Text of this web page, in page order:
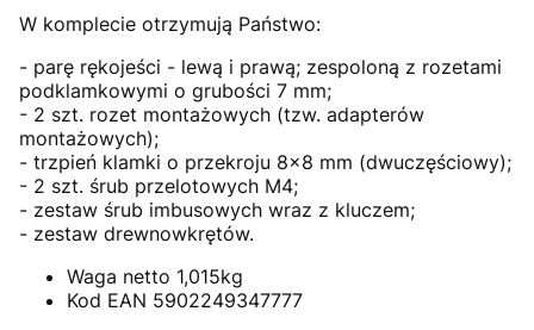
W komplecie otrzymują Państwo:
- parę rękojeści - lewą i prawą; zespoloną z rozetami
podklamkowymi o grubości 7 mm;
- 2 szt. rozet montażowych (tzw. adapterów
montażowych);
- trzpień klamki o przekroju 8x8 mm (dwuczęściowy);
- 2 szt. śrub przelotowych M4;
- zestaw śrub imbusowych wraz z kluczem;
- zestaw drewnowkrętów.
Waga netto 1,015kg
Kod EAN 5902249347777